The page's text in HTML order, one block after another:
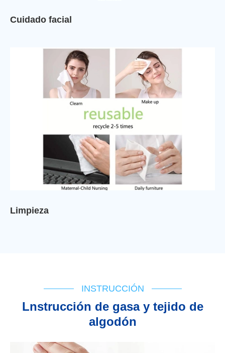
Cuidado facial
Limpieza
INSTRUCCIÓN
Lnstrucción de gasa y tejido de
algodón